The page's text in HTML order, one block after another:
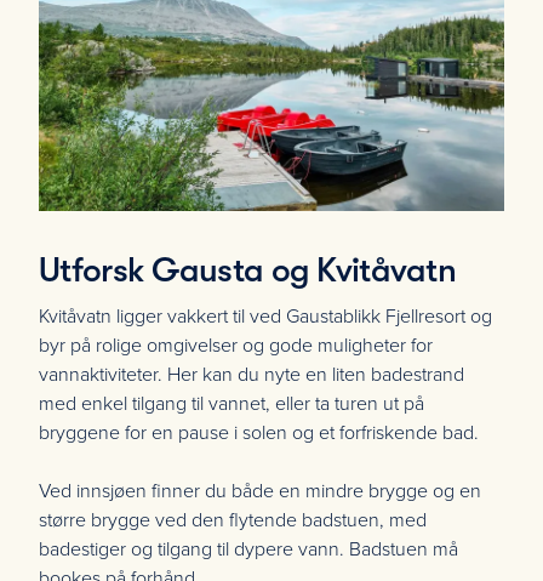
Utforsk Gausta og Kvitåvatn
Kvitåvatn ligger vakkert til ved Gaustablikk Fjellresort og
byr på rolige omgivelser og gode muligheter for
vannaktiviteter. Her kan du nyte en liten badestrand
med enkel tilgang til vannet, eller ta turen ut på
bryggene for en pause i solen og et forfriskende bad.
Ved innsjøen finner du både en mindre brygge og en
større brygge ved den flytende badstuen, med
badestiger og tilgang til dypere vann. Badstuen må